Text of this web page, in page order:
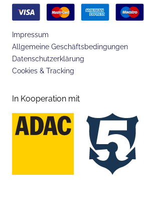
Impressum
Allgemeine Geschäftsbedingungen
Datenschutzerklärung
Cookies & Tracking
In Kooperation mit